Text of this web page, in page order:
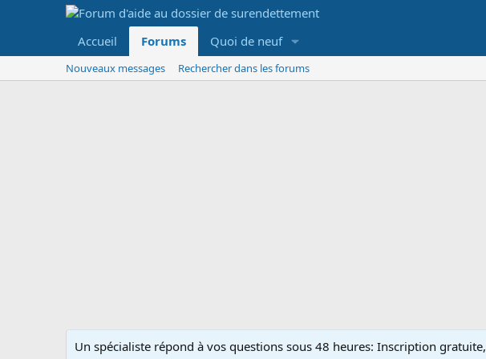
Accueil Forums Quoi de neuf
Nouveaux messages Rechercher dans les forums
Un spécialiste répond à vos questions sous 48 heures: Inscription gratuite,